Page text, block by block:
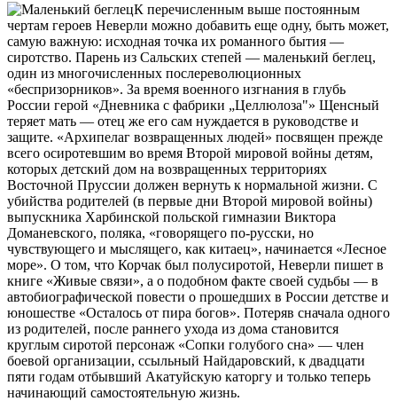
К перечисленным выше постоянным
чертам героев Неверли можно добавить еще одну, быть может,
самую важную: исходная точка их романного бытия —
сиротство. Парень из Сальских степей — маленький беглец,
один из многочисленных послереволюционных
«беспризорников». За время военного изгнания в глубь
России герой «Дневника с фабрики „Целлюлоза"» Щенсный
теряет мать — отец же его сам нуждается в руководстве и
защите. «Архипелаг возвращенных людей» посвящен прежде
всего осиротевшим во время Второй мировой войны детям,
которых детский дом на возвращенных территориях
Восточной Пруссии должен вернуть к нормальной жизни. С
убийства родителей (в первые дни Второй мировой войны)
выпускника Харбинской польской гимназии Виктора
Доманевского, поляка, «говорящего по-русски, но
чувствующего и мыслящего, как китаец», начинается «Лесное
море». О том, что Корчак был полусиротой, Неверли пишет в
книге «Живые связи», а о подобном факте своей судьбы — в
автобиографической повести о прошедших в России детстве и
юношестве «Осталось от пира богов». Потеряв сначала одного
из родителей, после раннего ухода из дома становится
круглым сиротой персонаж «Сопки голубого сна» — член
боевой организации, ссыльный Найдаровский, к двадцати
пяти годам отбывший Акатуйскую каторгу и только теперь
начинающий самостоятельную жизнь.